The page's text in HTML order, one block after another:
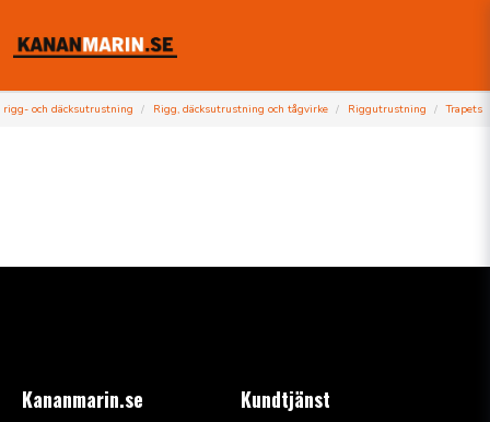
och däcksutrustning Rigg, däcksutrustning och tågvirke Riggutrustning Trapets
Kananmarin.se Kundtjänst